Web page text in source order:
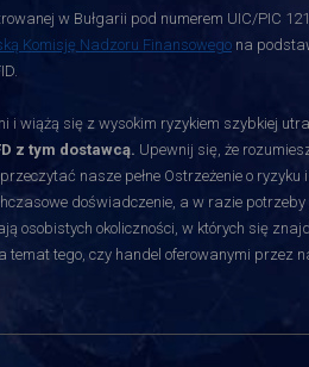
w Bułgarii pod numerem UIC/PIC
Komisję Nadzoru Finansowego na
i wiążą się z wysokim ryzykiem szybkiej
z tym dostawcą. Upewnij się, że
nasze pełne Ostrzeżenie o
doświadczenie, a w razie
osobistych okoliczności, w których się
tego, czy handel oferowanymi przez